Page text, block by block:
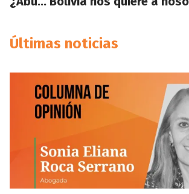
Últimas noticias